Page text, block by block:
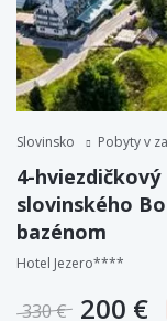
Slovinsko Pobyty v
4-
slovinského
bazénom
Hotel Jezero****
330 € 200 €